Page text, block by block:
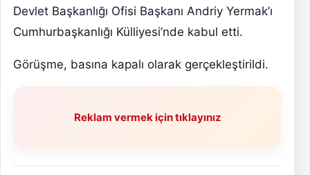
Devlet Başkanlığı Ofisi Başkanı Andriy Yermak’ı
Cumhurbaşkanlığı Külliyesi’nde kabul etti.
Görüşme, basına kapalı olarak gerçekleştirildi.
Reklam vermek için tıklayınız